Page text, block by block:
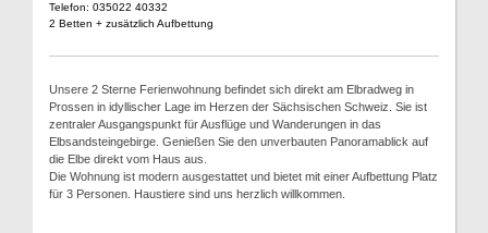
Telefon: 035022 40332
2 Betten + zusätzlich Aufbettung
Unsere 2 Sterne Ferienwohnung befindet sich direkt am Elbradweg in
Prossen in idyllischer Lage im Herzen der Sächsischen Schweiz. Sie ist
zentraler Ausgangspunkt für Ausflüge und Wanderungen in das
Elbsandsteingebirge. Genießen Sie den unverbauten Panoramablick auf
die Elbe direkt vom Haus aus.
Die Wohnung ist modern ausgestattet und bietet mit einer Aufbettung Platz
für 3 Personen. Haustiere sind uns herzlich willkommen.